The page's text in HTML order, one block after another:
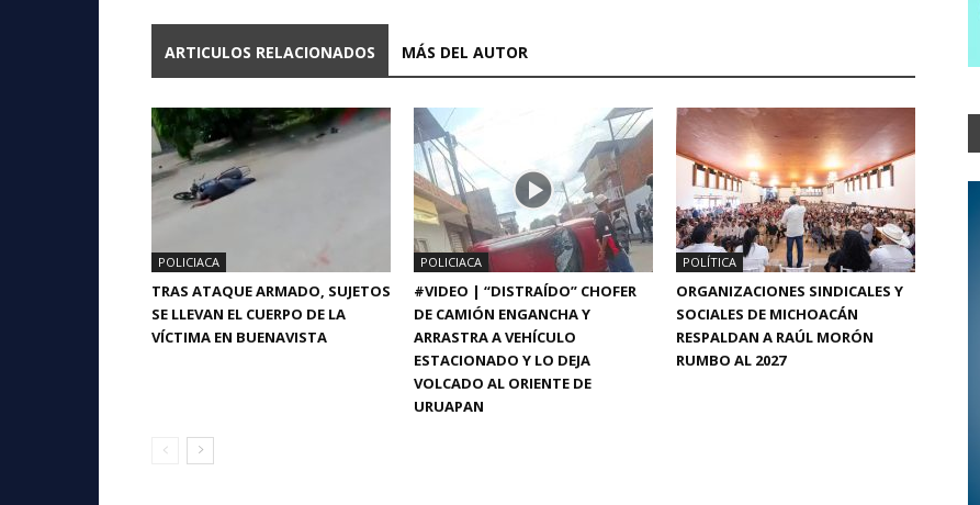
ARTICULOS RELACIONADOS MÁS DEL AUTOR
POLICIACA
TRAS ATAQUE ARMADO, SUJETOS
SE LLEVAN EL CUERPO DE LA
VÍCTIMA EN BUENAVISTA
POLICIACA
#VIDEO | “DISTRAÍDO” CHOFER
DE CAMIÓN ENGANCHA Y
ARRASTRA A VEHÍCULO
ESTACIONADO Y LO DEJA
VOLCADO AL ORIENTE DE
URUAPAN
POLÍTICA
ORGANIZACIONES SINDICALES Y
SOCIALES DE MICHOACÁN
RESPALDAN A RAÚL MORÓN
RUMBO AL 2027